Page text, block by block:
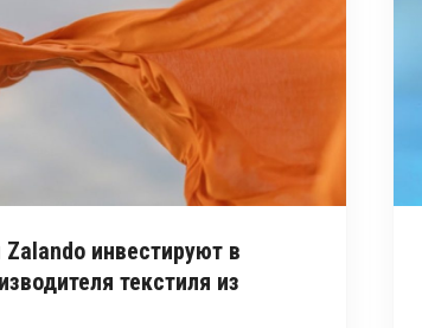
Zalando инвестируют в
текстиля из